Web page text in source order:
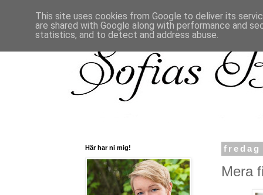
fredag
Mera
Här har ni mig!
This site uses cookies from Google to deliver its
are shared with Google along with performance and
statistics, and to detect and address abuse.